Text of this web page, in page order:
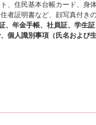
、住民基本台帳カード、身
者証明書など、顔写真付き
、年金手帳、社員証、学生
個人識別事項（氏名および